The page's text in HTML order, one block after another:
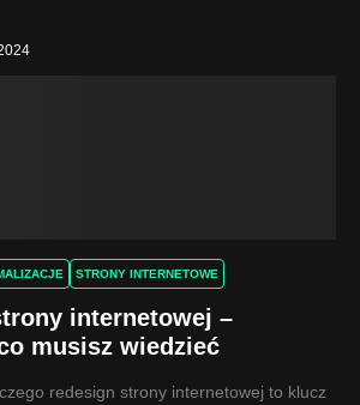
STRONY INTERNETOWE
internetowej –
musisz wiedzieć
redesign strony internetowej to klucz